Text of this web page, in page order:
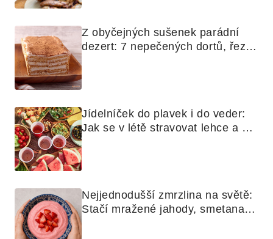
Z obyčejných sušenek parádní
dezert: 7 nepečených dortů, řezů
Jídelníček do plavek i do veder:
Jak se v létě stravovat lehce a
Nejjednodušší zmrzlina na světě:
Stačí mražené jahody, smetana a